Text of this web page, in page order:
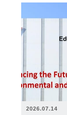
2026.07.14